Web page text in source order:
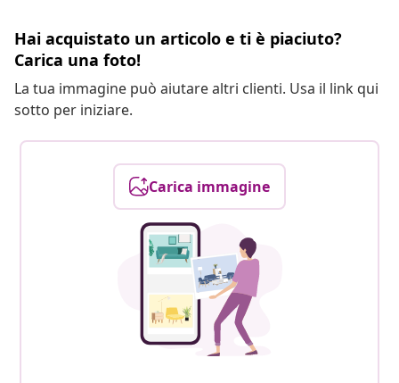
Hai acquistato un articolo e ti è piaciuto?
Carica una foto!
La tua immagine può aiutare altri clienti. Usa il link qui
sotto per iniziare.
Carica immagine